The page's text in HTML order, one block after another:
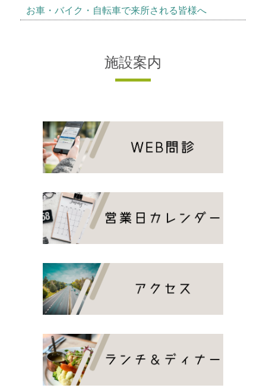
お車・バイク・自転車で来所される皆様へ
施設案内